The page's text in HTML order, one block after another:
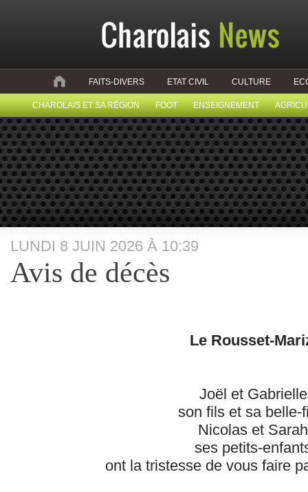
FAITS-DIVERS ETAT CIVIL CULTURE
CHAROLAIS ET SA RÉGION FOOT ENSEIGNEMENT
LUNDI 8 JUIN 2026 À 10:39
Avis de décès
Le Rousset-
Joël et
son fils et sa belle-
Nicolas et
ses petits-
ont la tristesse de vous faire